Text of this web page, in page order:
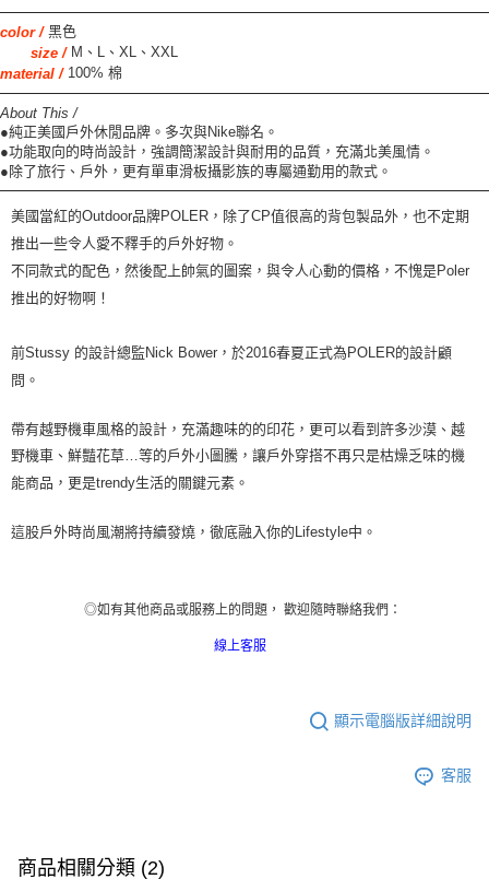
color / 黑色
size / M、L、XL、XXL
material / 100% 棉
About This /
●純正美國戶外休閒品牌。多次與Nike聯名。
●功能取向的時尚設計，強調簡潔設計與耐用的品質，充滿北美風情。
●除了旅行、戶外，更有單車滑板攝影族的專屬通勤用的款式。
美國當紅的Outdoor品牌POLER ，除了CP值很高的背包製品外 ， 也不定期
推出一些令人愛不釋手的戶外好物。
不同款式的配色，然後配上帥氣的圖案，與令人心動的價格，不愧是Poler
推出的好物啊！
前Stussy 的設計總監Nick Bower ，於2016春夏正式為POLER的設計顧
問。
帶有越野機車風格的設計，充滿趣味的的印花，更可以看到許多沙漠、越
野機車、鮮豔花草…等的戶外小圖騰，讓戶外穿搭不再只是枯燥乏味的機
能商品，更是trendy生活的關鍵元素。
這股戶外時尚風潮將持續發燒，徹底融入你的 Lifestyle中 。
◎如有其他商品或服務上的問題， 歡迎隨時聯絡我們：
線上客服
顯示電腦版詳細說明
客服
商品相關分類 (2)